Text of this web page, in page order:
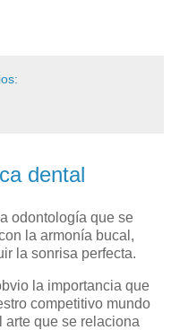
dental
odontología que se
la armonía bucal,
la sonrisa perfecta.
la importancia que
competitivo mundo
arte que se relaciona